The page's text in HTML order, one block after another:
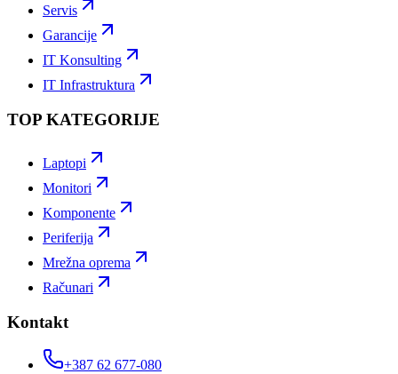
Servis
Garancije
IT Konsulting
IT Infrastruktura
TOP KATEGORIJE
Laptopi
Monitori
Komponente
Periferija
Mrežna oprema
Računari
Kontakt
+387 62 677-080